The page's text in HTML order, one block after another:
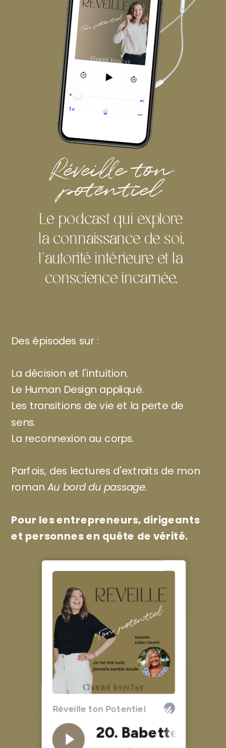
Réveille ton
potentiel
Le podcast qui explore
la connaissance de soi,
l'autorité intérieure et la
conscience incarnée.
Des épisodes sur :
La décision et l'intuition.
Le Human Design appliqué.
Les transitions de vie et la perte de
sens.
La reconnexion au corps.
Parfois, des lectures d'extraits de mon
roman Au bord du passage.
Pour les entrepreneurs, dirigeants
et personnes en quête de vérité.